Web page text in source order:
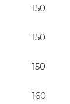
150
150
150
160